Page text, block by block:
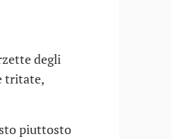
degli
tritate,
piuttosto